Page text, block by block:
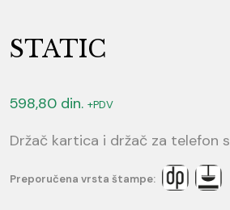
STATIC
598,80 din. +PDV
Držač kartica i držač za telefon
Preporučena vrsta štampe: